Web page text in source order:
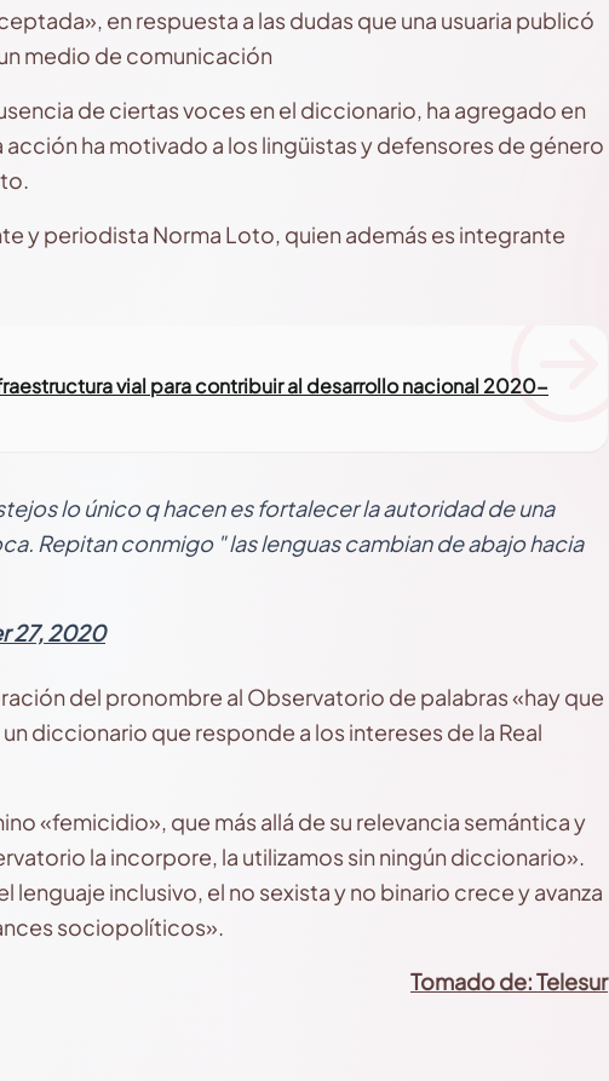
en respuesta a las dudas que una usuaria publicó
medio de comunicación
de ciertas voces en el diccionario, ha agregado en
ha motivado a los lingüistas y defensores de género
y periodista Norma Loto, quien además es integrante
vial para contribuir al desarrollo nacional 2020-
lo único q hacen es fortalecer la autoridad de una
Repitan conmigo " las lenguas cambian de abajo hacia
27, 2020
del pronombre al Observatorio de palabras «hay que
diccionario que responde a los intereses de la Real
«femicidio», que más allá de su relevancia semántica y
la incorpore, la utilizamos sin ningún diccionario».
inclusivo, el no sexista y no binario crece y avanza
sociopolíticos».
Tomado de: Telesur